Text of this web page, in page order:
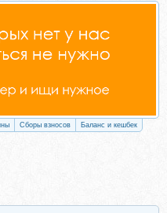
Сборы взносов Баланс и кешбек